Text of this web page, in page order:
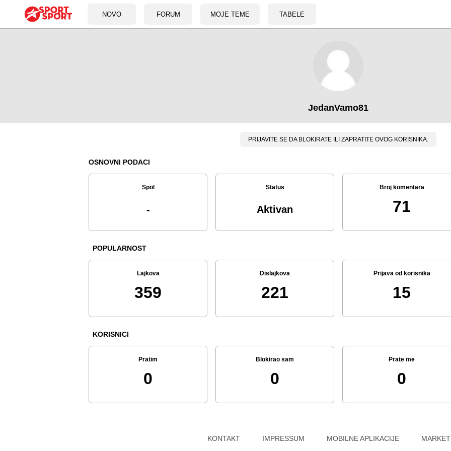
NOVO FORUM MOJE TEME TABELE
JedanVamo81
PRIJAVITE SE DA BLOKIRATE ILI ZAPRATITE OVOG KORISNIKA.
OSNOVNI PODACI
Spol
-
Status
Aktivan
Broj komentara
71
POPULARNOST
Lajkova
359
Dislajkova
221
Prijava od korisnika
15
KORISNICI
Pratim
0
Blokirao sam
0
Prate me
0
KONTAKT IMPRESSUM MOBILNE APLIKACIJE